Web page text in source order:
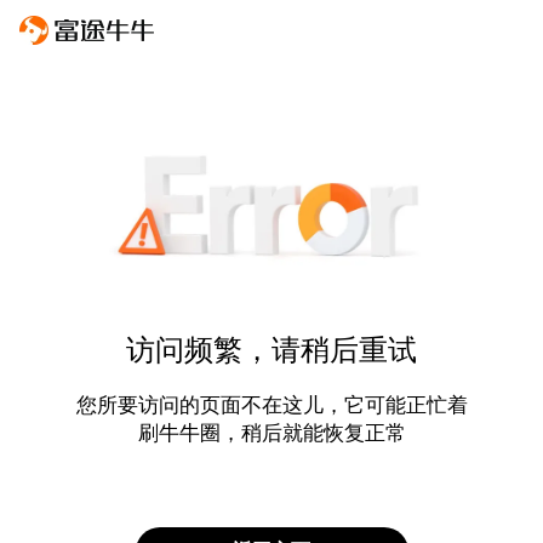
访问频繁，请稍后重试
您所要访问的页面不在这儿，它可能正忙着
刷牛牛圈，稍后就能恢复正常